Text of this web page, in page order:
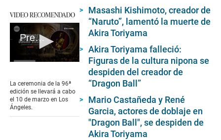
VIDEO RECOMENDADO
Premios Oscar 2024: nominados, dónde y a qué hora ver en vivo la gala
of
2
minutes,
45
seconds
La ceremonia de la 96ª
edición se llevará a cabo
el 10 de marzo en Los
Ángeles.
Masashi Kishimoto, creador de
“Naruto”, lamentó la muerte de
Akira Toriyama
Akira Toriyama falleció:
Figuras de la cultura nipona se
despiden del creador de
“Dragon Ball”
Mario Castañeda y René
Garcia, actores de doblaje en
"Dragon Ball", se despiden de
Akira Toriyama